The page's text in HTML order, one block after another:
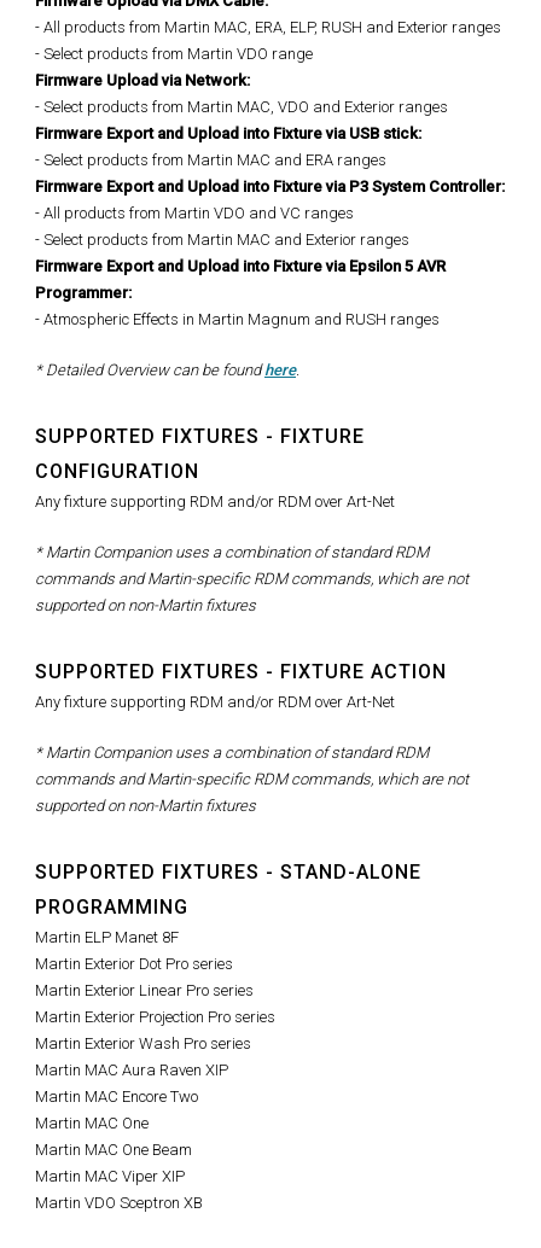
- All products from Martin MAC, ERA, ELP, RUSH and Exterior ranges
- Select products from Martin VDO range
Firmware Upload via Network:
- Select products from Martin MAC, VDO and Exterior ranges
Firmware Export and Upload into Fixture via USB stick:
- Select products from Martin MAC and ERA ranges
Firmware Export and Upload into Fixture via P3 System Controller:
- All products from Martin VDO and VC ranges
- Select products from Martin MAC and Exterior ranges
Firmware Export and Upload into Fixture via Epsilon 5 AVR
Programmer:
- Atmospheric Effects in Martin Magnum and RUSH ranges
* Detailed Overview can be foundhere.
SUPPORTED FIXTURES - FIXTURE
CONFIGURATION
Any fixture supporting RDM and/or RDM over Art-Net
* Martin Companion uses a combination of standard RDM
commands and Martin-specific RDM commands, which are not
supported on non-Martin fixtures
SUPPORTED FIXTURES - FIXTURE ACTION
Any fixture supporting RDM and/or RDM over Art-Net
* Martin Companion uses a combination of standard RDM
commands and Martin-specific RDM commands, which are not
supported on non-Martin fixtures
SUPPORTED FIXTURES - STAND-ALONE
PROGRAMMING
Martin ELP Manet 8F
Martin Exterior Dot Pro series
Martin Exterior Linear Pro series
Martin Exterior Projection Pro series
Martin Exterior Wash Pro series
Martin MAC Aura Raven XIP
Martin MAC Encore Two
Martin MAC One
Martin MAC One Beam
Martin MAC Viper XIP
Martin VDO Sceptron XB